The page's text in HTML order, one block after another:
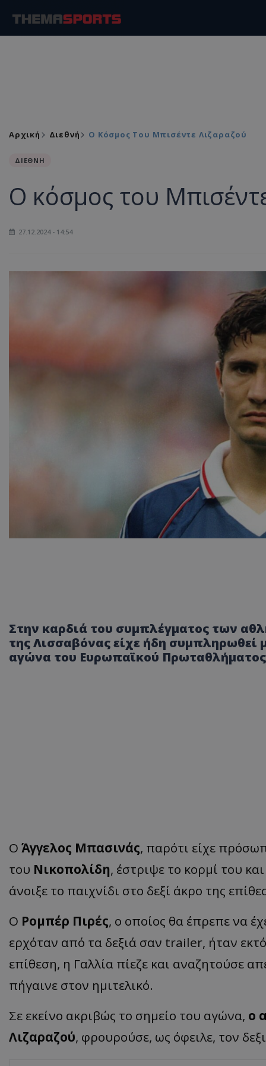
Αρχική Διεθνή Ο Κόσμος Του Μπισέντε Λιζαραζού
ΔΙΕΘΝΗ
Ο κόσμος του
27.12.2024 - 14:54
Στην καρδιά του συμπλέγματος των
της Λισσαβόνας είχε ήδη
αγώνα του Ευρωπαϊκού Πρωταθλήματος
Ο Άγγελος Μπασινάς, παρότι είχε
του Νικοπολίδη, έστριψε το κορμί του
άνοιξε το παιχνίδι στο δεξί άκρο της
Ο Ρομπέρ Πιρές, ο οποίος θα έπρεπε να
ερχόταν από τα δεξιά σαν trailer, ήταν
επίθεση, η Γαλλία πίεζε και αναζητούσε
πήγαινε στον ημιτελικό.
Σε εκείνο ακριβώς το σημείο του αγώνα, ο
Λιζαραζού, φρουρούσε, ως όφειλε, τον